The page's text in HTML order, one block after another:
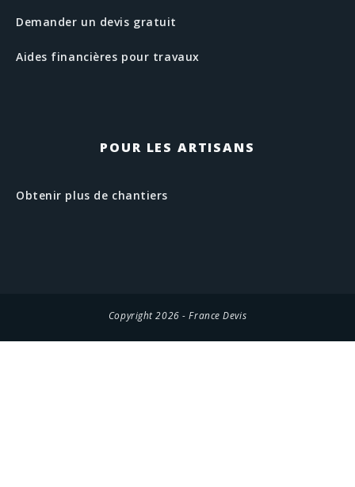
Demander un devis gratuit
Aides financières pour travaux
POUR LES ARTISANS
Obtenir plus de chantiers
Copyright 2026 - France Devis